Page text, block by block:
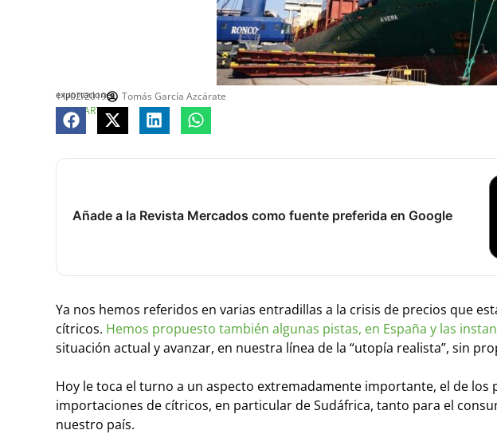
exportaciones
11/02/2019
Tomás García Azcárate
COMPARTE
Añade a la Revista Mercados como fuente preferida en Google
Ya nos hemos referidos en varias entradillas a la crisis de precios que
cítricos. Hemos propuesto también algunas pistas, en España y las
situación actual y avanzar, en nuestra línea de la “utopía realista”, sin
Hoy le toca el turno a un aspecto extremadamente importante, el de los
importaciones de cítricos, en particular de Sudáfrica, tanto para el
nuestro país.